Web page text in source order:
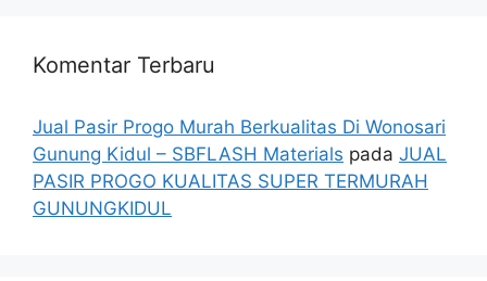
Komentar Terbaru
Jual Pasir Progo Murah Berkualitas Di Wonosari
Gunung Kidul – SBFLASH Materials pada JUAL
PASIR PROGO KUALITAS SUPER TERMURAH
GUNUNGKIDUL